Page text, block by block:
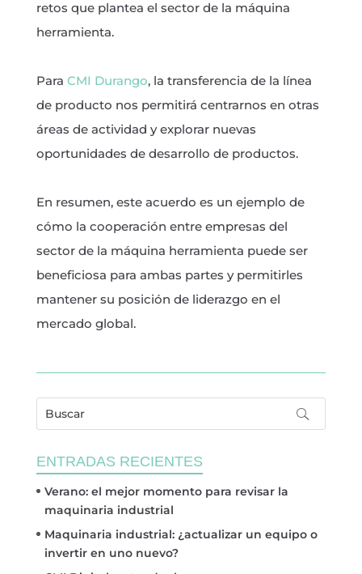
retos que plantea el sector de la máquina
herramienta.
Para CMI Durango, la transferencia de la línea
de producto nos permitirá centrarnos en otras
áreas de actividad y explorar nuevas
oportunidades de desarrollo de productos.
En resumen, este acuerdo es un ejemplo de
cómo la cooperación entre empresas del
sector de la máquina herramienta puede ser
beneficiosa para ambas partes y permitirles
mantener su posición de liderazgo en el
mercado global.
ENTRADAS RECIENTES
Verano: el mejor momento para revisar la
maquinaria industrial
Maquinaria industrial: ¿actualizar un equipo o
invertir en uno nuevo?